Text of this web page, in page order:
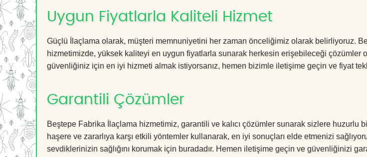
Uygun Fiyatlarla Kaliteli Hizmet
Güçlü İlaçlama olarak, müşteri memnuniyetini her zaman önceliğimiz olarak belirliyoruz.
hizmetimizde, yüksek kaliteyi en uygun fiyatlarla sunarak herkesin erişebileceği çözümler
güvenliğiniz için en iyi hizmeti almak istiyorsanız, hemen bizimle iletişime geçin ve fiyat
Garantili Çözümler
Beştepe Fabrika İlaçlama hizmetimiz, garantili ve kalıcı çözümler sunarak sizlere huzurlu
haşere ve zararlıya karşı etkili yöntemler kullanarak, en iyi sonuçları elde etmenizi
sevdiklerinizin sağlığını korumak için buradadır. Hemen iletişime geçin ve güvenliğinizi